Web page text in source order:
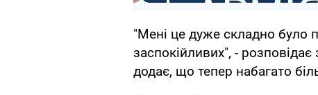
"Мені це дуже складно було
заспокійливих", -
додає, що тепер набагато